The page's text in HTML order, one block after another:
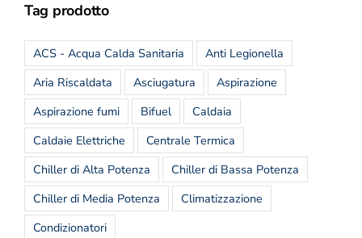
Tag prodotto
ACS - Acqua Calda Sanitaria
Anti Legionella
Aria Riscaldata
Asciugatura
Aspirazione
Aspirazione fumi
Bifuel
Caldaia
Caldaie Elettriche
Centrale Termica
Chiller di Alta Potenza
Chiller di Bassa Potenza
Chiller di Media Potenza
Climatizzazione
Condizionatori